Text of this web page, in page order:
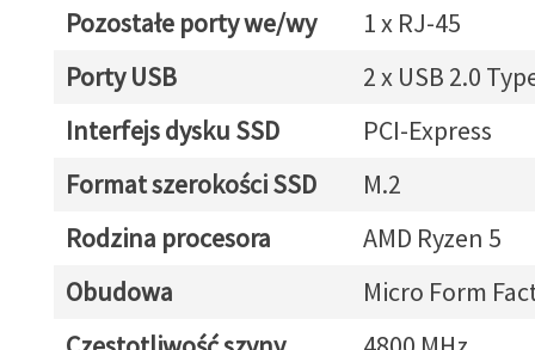
Pozostałe porty we/wy
1 x RJ-45
Porty USB
2 x USB 2.0
Interfejs dysku SSD
PCI-Express
Format szerokości SSD
M.2
Rodzina procesora
AMD Ryzen 5
Obudowa
Micro Form